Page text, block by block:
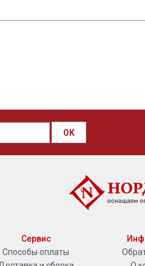
OK
Сервис
Способы оплаты